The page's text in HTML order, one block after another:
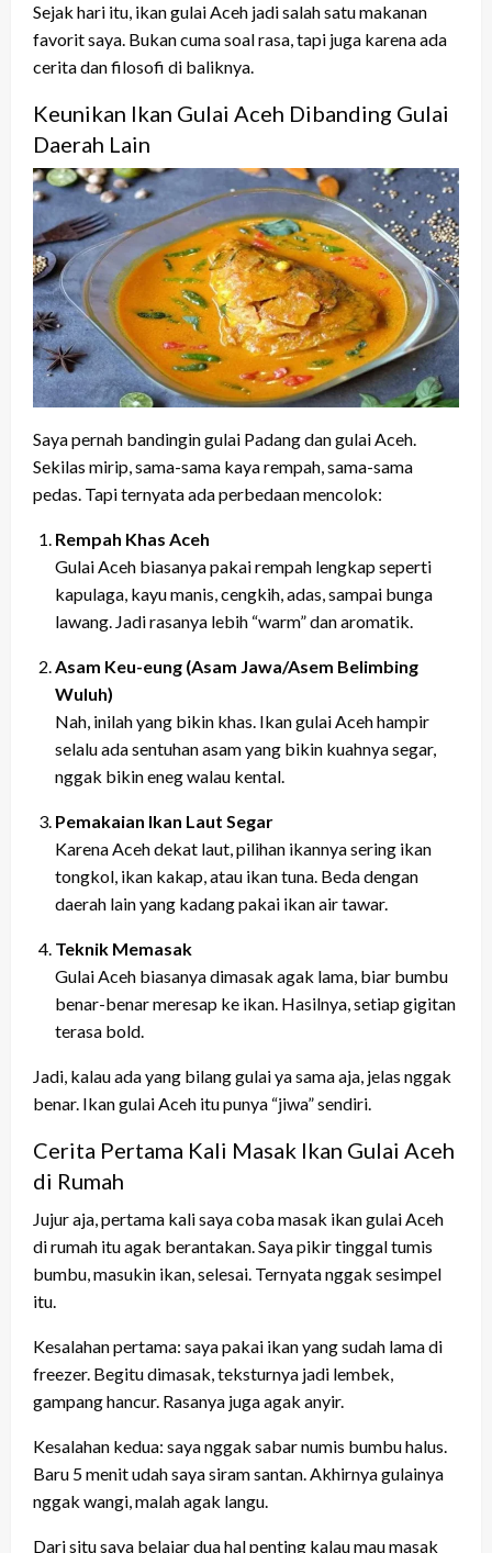
Sejak hari itu, ikan gulai Aceh jadi salah satu makanan
favorit saya. Bukan cuma soal rasa, tapi juga karena ada
cerita dan filosofi di baliknya.
Keunikan Ikan Gulai Aceh Dibanding Gulai
Daerah Lain
Saya pernah bandingin gulai Padang dan gulai Aceh.
Sekilas mirip, sama-sama kaya rempah, sama-sama
pedas. Tapi ternyata ada perbedaan mencolok:
Rempah Khas Aceh
Gulai Aceh biasanya pakai rempah lengkap seperti
kapulaga, kayu manis, cengkih, adas, sampai bunga
lawang. Jadi rasanya lebih “warm” dan aromatik.
Asam Keu-eung (Asam Jawa/Asem Belimbing
Wuluh)
Nah, inilah yang bikin khas. Ikan gulai Aceh hampir
selalu ada sentuhan asam yang bikin kuahnya segar,
nggak bikin eneg walau kental.
Pemakaian Ikan Laut Segar
Karena Aceh dekat laut, pilihan ikannya sering ikan
tongkol, ikan kakap, atau ikan tuna. Beda dengan
daerah lain yang kadang pakai ikan air tawar.
Teknik Memasak
Gulai Aceh biasanya dimasak agak lama, biar bumbu
benar-benar meresap ke ikan. Hasilnya, setiap gigitan
terasa bold.
Jadi, kalau ada yang bilang gulai ya sama aja, jelas nggak
benar. Ikan gulai Aceh itu punya “jiwa” sendiri.
Cerita Pertama Kali Masak Ikan Gulai Aceh
di Rumah
Jujur aja, pertama kali saya coba masak ikan gulai Aceh
di rumah itu agak berantakan. Saya pikir tinggal tumis
bumbu, masukin ikan, selesai. Ternyata nggak sesimpel
itu.
Kesalahan pertama: saya pakai ikan yang sudah lama di
freezer. Begitu dimasak, teksturnya jadi lembek,
gampang hancur. Rasanya juga agak anyir.
Kesalahan kedua: saya nggak sabar numis bumbu halus.
Baru 5 menit udah saya siram santan. Akhirnya gulainya
nggak wangi, malah agak langu.
Dari situ saya belajar dua hal penting kalau mau masak